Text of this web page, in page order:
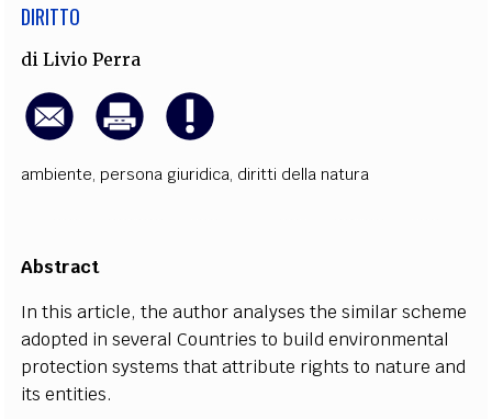
DIRITTO
diLivio Perra
ambiente, persona giuridica, diritti della natura
Abstract
Inthis article, the author analyses the similar scheme
adopted in several Countries to build environmental
protection systems that attribute rights to nature and
its entities.